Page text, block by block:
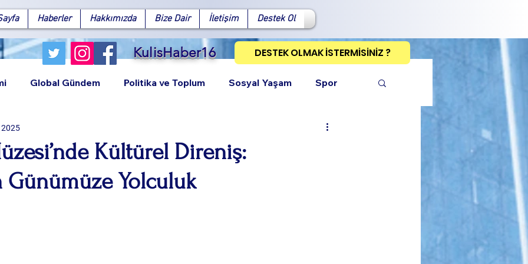
Haberler Hakkımızda Bize Dair İletişim Destek Ol
KulisHaber16 DESTEK OLMAK İSTERMİSİNİZ ?
Facebook X (Twitter)WhatsAppLinkedIn
Global Gündem Politika ve Toplum Sosyal Yaşam Spor
Kültürel Direniş:
Günümüze Yolculuk
2025